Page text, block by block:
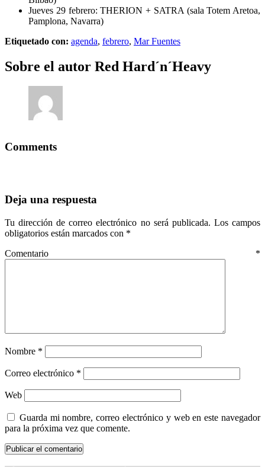
Jueves 29 febrero: THERION + SATRA (sala Totem Aretoa,
Pamplona, Navarra)
Etiquetado con: agenda, febrero, Mar Fuentes
Sobre el autor Red Hard´n´Heavy
Comments
Deja una respuesta
Tu dirección de correo electrónico no será publicada. Los campos
obligatorios están marcados con *
Comentario *
Nombre *
Correo electrónico *
Web
Guarda mi nombre, correo electrónico y web en este navegador
para la próxima vez que comente.